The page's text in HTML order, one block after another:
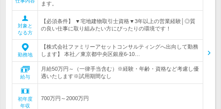
ます。
対象と
なる方
【必須条件】 ▼宅地建物取引士資格▼3年以上の営業経験│◎質
の良い仕事に取り組みたい方にぴったりの環境です！
勤務地
【株式会社ファミリーアセットコンサルティングへ出向して勤務
します】 本社／東京都中央区銀座6-10…
給与
月給50万円～（一律手当含む）※経験・年齢・資格など考慮し優
遇いたします※試用期間なし
初年度
年収
700万円～2000万円